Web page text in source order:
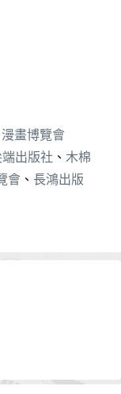
漫畫博覽會
端出版社 、 木棉
會 、 長鴻出版